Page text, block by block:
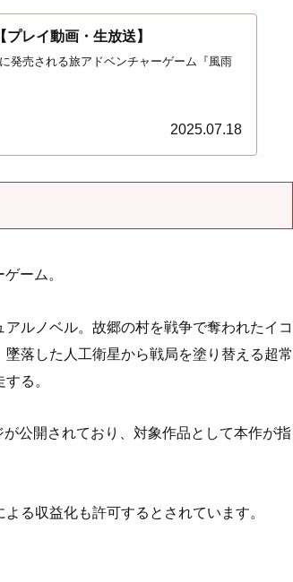
レイ動画・生放送】
発売される旅アドベンチャーゲーム『風雨
2025.07.18
ーム。
ルノベル。故郷の村を戦争で奪われたイコ
落した人工衛星から戦局を塗り替える超常
る。
公開されており、対象作品として本作が指
る収益化も許可するとされています。